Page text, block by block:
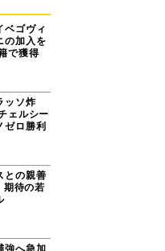
ベゴヴィ
の加入を
で獲得
ッソ炸
ェルシー
ゼロ勝利
との親善
期待の若
強へ急加